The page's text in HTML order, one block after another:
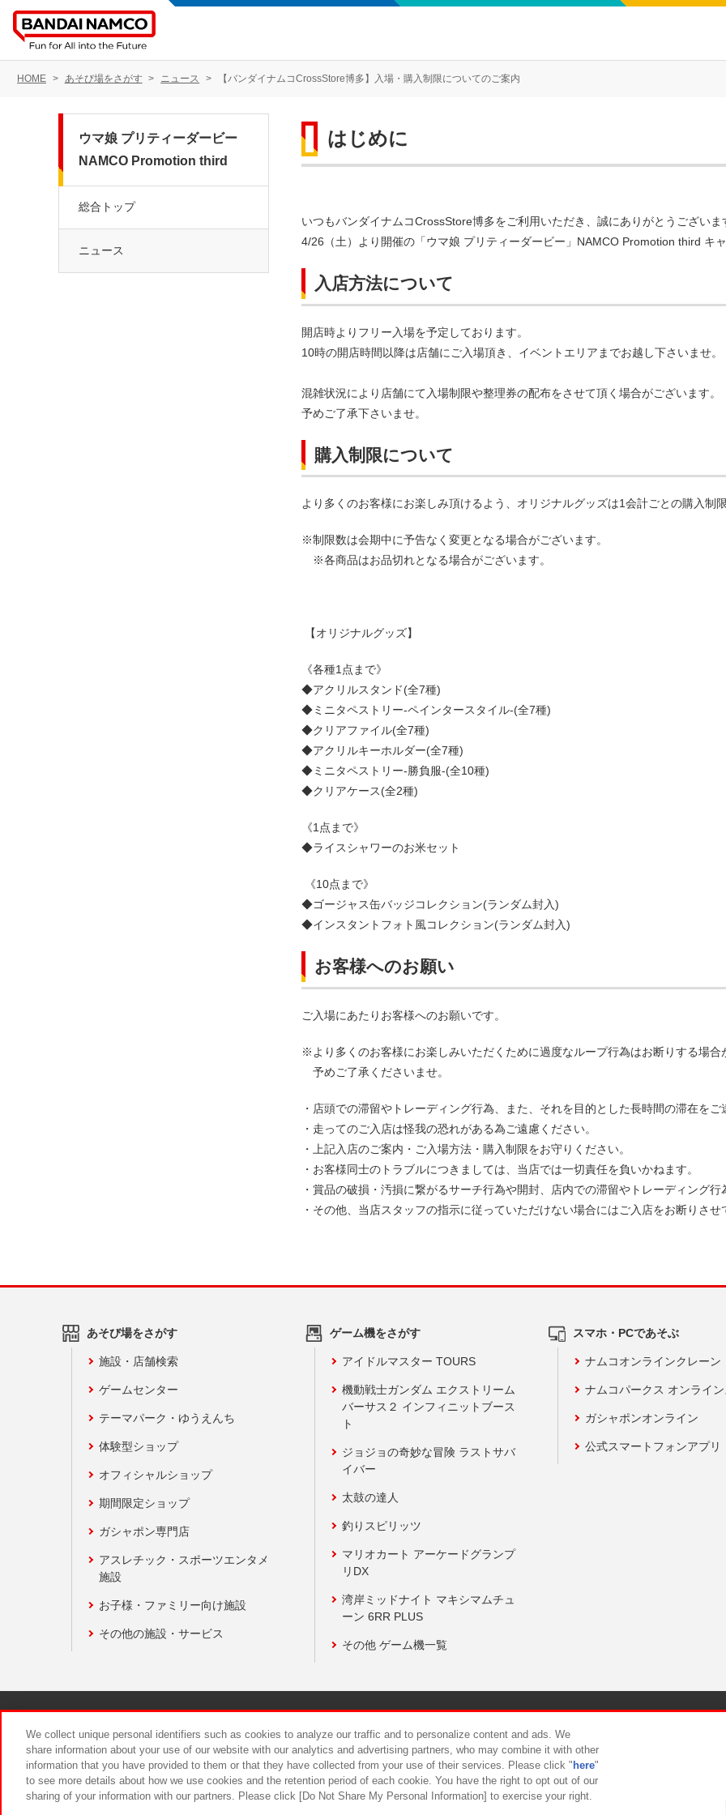
HOME あそび場をさがす ニュース 【バンダイナムコCrossStore博多】入場・購入制限についてのご案内
はじめに
いつもバンダイナムコCrossStore博多をご利用いただき、誠にありがとうございま
4/26（土）より開催の「ウマ娘 プリティーダービー」NAMCO Promotion third キ
入店方法について
開店時よりフリー入場を予定しております。
10時の開店時間以降は店舗にご入場頂き、イベントエリアまでお越し下さいませ。
混雑状況により店舗にて入場制限や整理券の配布をさせて頂く場合がございます。
予めご了承下さいませ。
購入制限について
より多くのお客様にお楽しみ頂けるよう、オリジナルグッズは1会計ごとの購入制
※制限数は会期中に予告なく変更となる場合がございます。
※各商品はお品切れとなる場合がございます。
【オリジナルグッズ】
《各種1点まで》
◆アクリルスタンド(全7種)
◆ミニタペストリー-ペインタースタイル-(全7種)
◆クリアファイル(全7種)
◆アクリルキーホルダー(全7種)
◆ミニタペストリー-勝負服-(全10種)
◆クリアケース(全2種)
《1点まで》
◆ライスシャワーのお米セット
《10点まで》
◆ゴージャス缶バッジコレクション(ランダム封入)
◆インスタントフォト風コレクション(ランダム封入)
お客様へのお願い
ご入場にあたりお客様へのお願いです。
※より多くのお客様にお楽しみいただくために過度なループ行為はお断りする場合
予めご了承くださいませ。
・店頭での滞留やトレーディング行為、また、それを目的とした長時間の滞在をご
・走ってのご入店は怪我の恐れがある為ご遠慮ください。
・上記入店のご案内・ご入場方法・購入制限をお守りください。
・お客様同士のトラブルにつきましては、当店では一切責任を負いかねます。
・賞品の破損・汚損に繋がるサーチ行為や開封、店内での滞留やトレーディング
・その他、当店スタッフの指示に従っていただけない場合にはご入店をお断りさせ
ウマ娘 プリティーダービー
NAMCO Promotion third
総合トップ
ニュース
あそび場をさがす
施設・店舗検索
ゲームセンター
テーマパーク・ゆうえんち
体験型ショップ
オフィシャルショップ
期間限定ショップ
ガシャポン専門店
アスレチック・スポーツエンタメ
施設
お子様・ファミリー向け施設
その他の施設・サービス
ゲーム機をさがす
アイドルマスター TOURS
機動戦士ガンダム エクストリーム
バーサス２ インフィニットブース
ト
ジョジョの奇妙な冒険 ラストサバ
イバー
太鼓の達人
釣りスピリッツ
マリオカート アーケードグランプ
リDX
湾岸ミッドナイト マキシマムチュ
ーン 6RR PLUS
その他 ゲーム機一覧
スマホ・PCであそぶ
ナムコオンラインクレーン
ナムコパークス オンライ
ガシャポンオンライン
公式スマートフォンアプリ
食品のご提供について カスタマーハラスメント対応方針
We collect unique personal identifiers such as cookies to analyze our traffic and to personalize content and ads. We
share information about your use of our website with our analytics and advertising partners, who may combine it with other
information that you have provided to them or that they have collected from your use of their services. Please click " here"
to see more details about how we use cookies and the retention period of each cookie. You have the right to opt out of our
sharing of your information with our partners. Please click [Do Not Share My Personal Information] to exercise your right.